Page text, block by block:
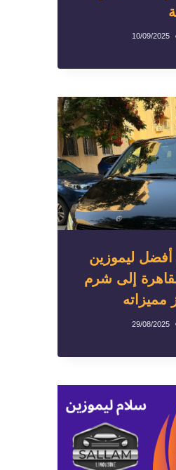
10/09/2025
ليموزين
إلى شرم
مميزاته
29/08/2025